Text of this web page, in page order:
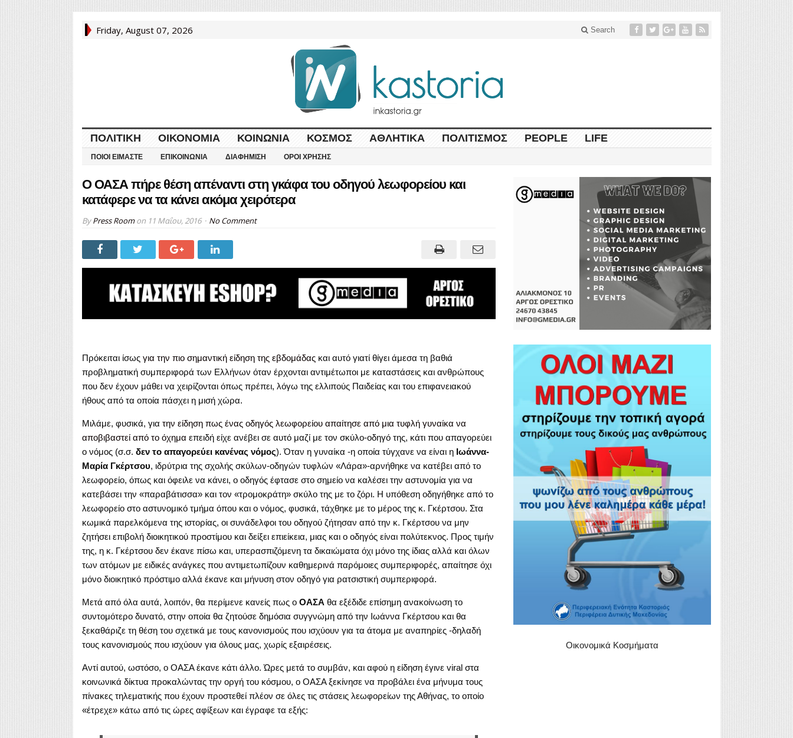
Friday, August 07, 2026 Search
ΠΟΛΙΤΙΚΉ ΟΙΚΟΝΟΜΊΑ ΚΟΙΝΩΝΊΑ ΚΌΣΜΟΣ ΑΘΛΗΤΙΚΆ ΠΟΛΙΤΙΣΜΌΣ PEOPLE LIFE
ΠΟΙΟΙ ΕΊΜΑΣΤΕ ΕΠΙΚΟΙΝΩΝΊΑ ΔΙΑΦΉΜΙΣΗ ΌΡΟΙ ΧΡΉΣΗΣ
Ο ΟΑΣΑ πήρε θέση απέναντι στη γκάφα του οδηγού λεωφορείου και
κατάφερε να τα κάνει ακόμα χειρότερα
ByPress Roomon 11 Μαΐου, 2016 No Comment
Πρόκειται ίσως για την πιο σημαντική είδηση της εβδομάδαςκαι αυτό γιατί θίγει άμεσα τη βαθιά
προβληματική συμπεριφορά των Ελλήνων όταν έρχονται αντιμέτωποι με καταστάσεις και ανθρώπους
που δεν έχουν μάθει να χειρίζονται όπως πρέπει, λόγω της ελλιπούς Παιδείας και του επιφανειακού
ήθους από τα οποία πάσχει η μισή χώρα.
Μιλάμε, φυσικά, για την είδηση πως ένας οδηγός λεωφορείου απαίτησε από μια τυφλή γυναίκα να
αποβιβαστεί από το όχημα επειδή είχε ανέβει σε αυτό μαζί με τον σκύλο-οδηγό της, κάτι που απαγορεύει
ο νόμος (σ.σ. δεν το απαγορεύει κανένας νόμος). Όταν η γυναίκα -η οποία τύγχανε να είναι η Ιωάννα-
Μαρία Γκέρτσου, ιδρύτρια της σχολής σκύλων-οδηγών τυφλών «Λάρα»-αρνήθηκε να κατέβει από το
λεωφορείο, όπως και όφειλε να κάνει, ο οδηγός έφτασε στο σημείο να καλέσει την αστυνομία για να
κατεβάσει την «παραβάτισσα» και τον «τρομοκράτη» σκύλο της με το ζόρι. Η υπόθεση οδηγήθηκε από το
λεωφορείο στο αστυνομικό τμήμα όπου και ο νόμος, φυσικά, τάχθηκε με το μέρος της κ. Γκέρτσου. Στα
κωμικά παρελκόμενα της ιστορίας, οι συνάδελφοι του οδηγού ζήτησαν από την κ. Γκέρτσου να μην
ζητήσει επιβολή διοικητικού προστίμου και δείξει επιείκεια, μιας και ο οδηγός είναι πολύτεκνος. Προς τιμήν
της, η κ. Γκέρτσου δεν έκανε πίσω και, υπερασπιζόμενη τα δικαιώματα όχι μόνο της ίδιας αλλά και όλων
των ατόμων με ειδικές ανάγκες που αντιμετωπίζουν καθημερινά παρόμοιες συμπεριφορές, απαίτησε όχι
μόνο διοικητικό πρόστιμο αλλά έκανε και μήνυση στον οδηγό για ρατσιστική συμπεριφορά.
Μετά από όλα αυτά, λοιπόν, θα περίμενε κανείς πως ο ΟΑΣΑ θα εξέδιδε επίσημη ανακοίνωση το
συντομότερο δυνατό, στην οποία θα ζητούσε δημόσια συγγνώμη από την Ιωάννα Γκέρτσου και θα
ξεκαθάριζε τη θέση του σχετικά με τους κανονισμούς που ισχύουν για τα άτομα με αναπηρίες -δηλαδή
τους κανονισμούς που ισχύουν για όλους μας, χωρίς εξαιρέσεις.
Αντί αυτού, ωστόσο, ο ΟΑΣΑ έκανε κάτι άλλο. Ώρες μετά το συμβάν, και αφού η είδηση έγινε viral στα
κοινωνικά δίκτυα προκαλώντας την οργή του κόσμου, ο ΟΑΣΑ ξεκίνησε να προβάλει ένα μήνυμα τους
πίνακες τηλεματικής που έχουν προστεθεί πλέον σε όλες τις στάσεις λεωφορείων της Αθήνας, το οποίο
«έτρεχε» κάτω από τις ώρες αφίξεων και έγραφε τα εξής:
Οικονομικά Κοσμήματα